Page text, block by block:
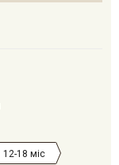
12-18 міс